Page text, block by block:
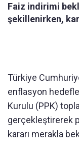
Faiz indirimi
şekillenirken,
Türkiye
enflasyon
Kurulu (PPK)
gerçekleştirerek
kararı merakla